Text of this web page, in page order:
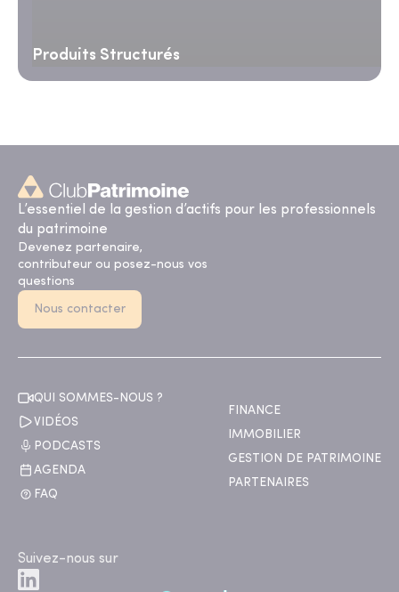
Produits Structurés
L’essentiel de la gestion d’actifs pour les professionnels
du patrimoine
Devenez partenaire,
contributeur ou posez-nous vos
questions
Nous contacter
QUI SOMMES-NOUS ?
VIDÉOS
PODCASTS
AGENDA
FAQ
FINANCE
IMMOBILIER
GESTION DE PATRIMOINE
PARTENAIRES
Suivez-nous sur